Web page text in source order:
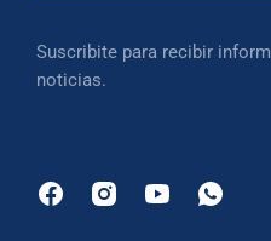
Suscribite para recibir
noticias.